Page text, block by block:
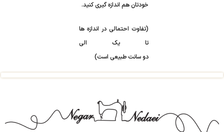
خودتان هم اندازه گیری کنید.
(تفاوت احتمالی در اندازه ها
تا یک الی
دو سانت طبیعی است)